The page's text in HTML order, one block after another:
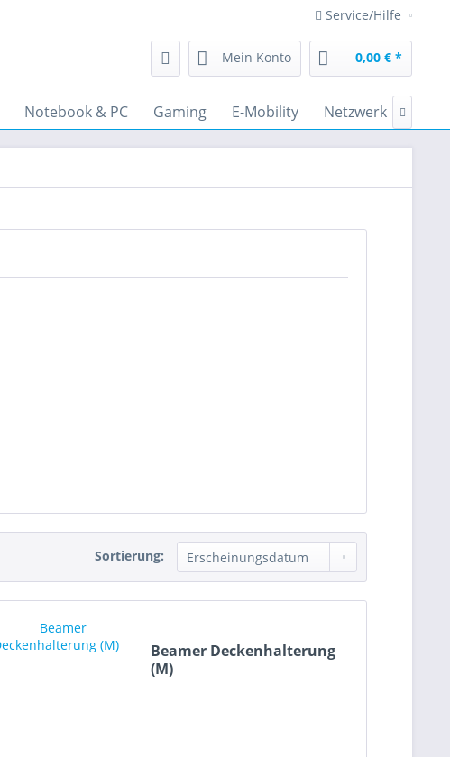
Service/Hilfe
Mein Konto 0,00 € *
Notebook & PC Gaming E-Mobility Netzwerk 
Sortierung:
Beamer Deckenhalterung
(M)